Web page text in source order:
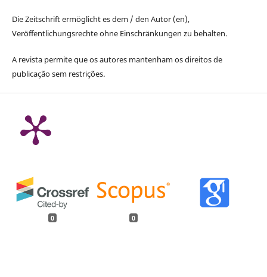
Die Zeitschrift ermöglicht es dem / den Autor (en),
Veröffentlichungsrechte ohne Einschränkungen zu behalten.
A revista permite que os autores mantenham os direitos de
publicação sem restrições.
0 0